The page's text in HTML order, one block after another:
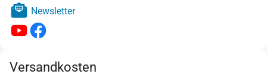
Newsletter
Versandkosten